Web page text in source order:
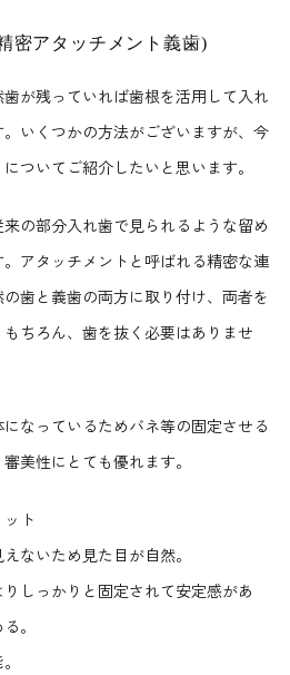
密アタッチメント義歯)
が残っていれば歯根を活用して入れ
いくつかの方法がございますが、今
ついてご紹介したいと思います。
の部分入れ歯で見られるような留め
アタッチメントと呼ばれる精密な連
歯と義歯の両方に取り付け、両者を
ちろん、歯を抜く必要はありませ
なっているためバネ等の固定させる
美性にとても優れます。
ト
ないため見た目が自然。
しっかりと固定されて安定感があ
。